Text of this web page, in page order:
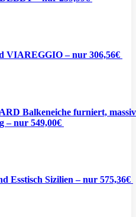
VIAREGGIO – nur 306,56€
Balkeneiche furniert, massiv
– nur 549,00€
Esstisch Sizilien – nur 575,36€